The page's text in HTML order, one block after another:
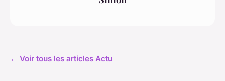
← Voir tous les articles Actu